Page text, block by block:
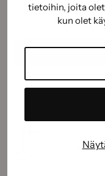
tietoihin, joita
kun olet